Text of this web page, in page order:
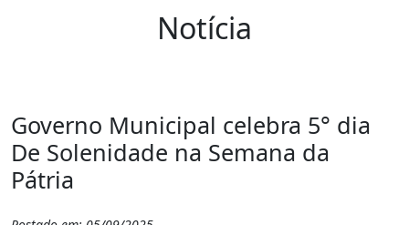
Notícia
Governo Municipal celebra 5° dia
De Solenidade na Semana da
Pátria